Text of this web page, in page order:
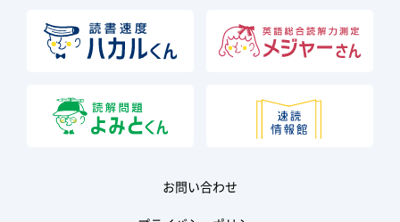
お問い合わせ